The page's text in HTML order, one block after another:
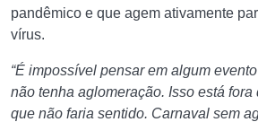
pandêmico e que agem ativamente
vírus.
“É impossível pensar em algum
não tenha aglomeração. Isso está fora
que não faria sentido. Carnaval sem